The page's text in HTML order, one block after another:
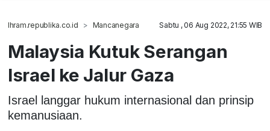
Ihram.republika.co.id Mancanegara Sabtu , 06 Aug 2022, 21:55 WIB
Malaysia Kutuk Serangan
Israel ke Jalur Gaza
Israel langgar hukum internasional dan prinsip
kemanusiaan.